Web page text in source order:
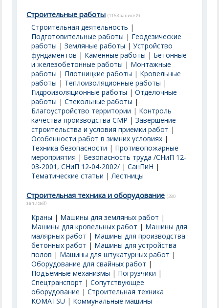
Строительные работы (1153 записей)
Строительная деятельность |
Подготовительные работы | Геодезические
работы |Земляные работы |Устройство
фундаментов | Каменные работы | Бетонные
и железобетонные работы | Монтажные
работы | Плотницкие работы | Кровельные
работы | Теплоизоляционные работы |
Гидроизоляционные работы |Отделочные
работы |Стекольные работы |
Благоустройство территории | Контроль
качества производства СМР |Завершение
строительства и условия приемки работ |
Особенности работ в зимних условиях |
Техника безопасности | Противопожарные
мероприятия | Безопасность труда /СНиП 12-
03-2001, СНиП 12-04-2002/ |СанПиН |
Тематические статьи |Лестницы
Строительная техника и оборудование (280
записей)
Краны | Машины для земляных работ |
Машины для кровельных работ | Машины для
малярных работ | Машины для производства
бетонных работ | Машины для устройства
полов | Машины для штукатурных работ |
Оборудование для свайных работ |
Подъемные механизмы | Погрузчики |
Спецтранспорт |Сопутствующее
оборудование |Строительная техника
KOMATSU | Коммунальные машины